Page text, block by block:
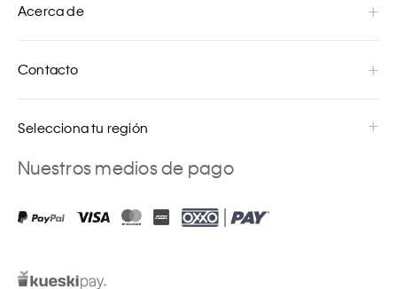
Acerca de
Contacto
Selecciona tu región
Nuestros medios de pago